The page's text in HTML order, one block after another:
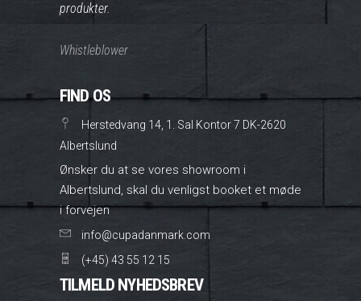
produkter.
Whistleblower
FIND OS
Herstedvang 14, 1. Sal Kontor 7 DK-2620
Albertslund
Ønsker du at se vores showroom i
Albertslund, skal du venligst booket et møde
i forvejen
info@cupadanmark.com
(+45) 43 55 12 15
TILMELD NYHEDSBREV